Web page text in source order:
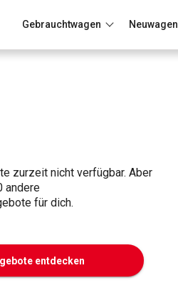
Gebrauchtwagen Neuwagen
zurzeit nicht verfügbar. Aber
andere
für dich.
entdecken